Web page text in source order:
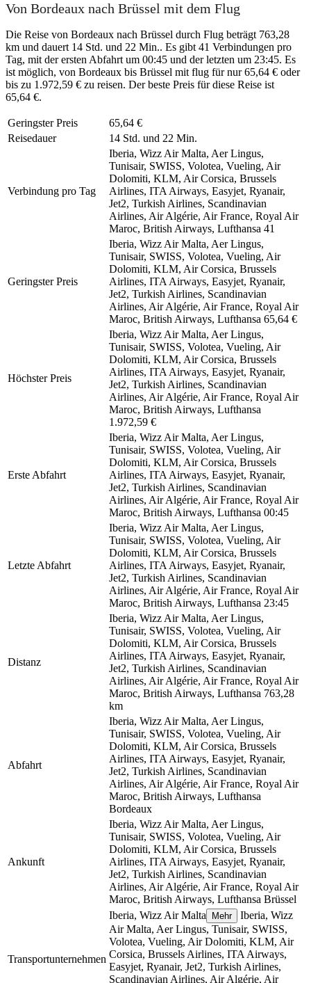
Von Bordeaux nach Brüssel mit dem Flug
Die Reise von Bordeaux nach Brüssel durch Flug beträgt 763,28
km und dauert 14 Std. und 22 Min.. Es gibt 41 Verbindungen pro
Tag, mit der ersten Abfahrt um 00:45 und der letzten um 23:45. Es
ist möglich, von Bordeaux bis Brüssel mit flug für nur 65,64 € oder
bis zu 1.972,59 € zu reisen. Der beste Preis für diese Reise ist
65,64 €.
Geringster Preis
65,64 €
Reisedauer
14 Std. und 22 Min.
Verbindung pro Tag
Iberia, Wizz Air Malta, Aer Lingus,
Tunisair, SWISS, Volotea, Vueling, Air
Dolomiti, KLM, Air Corsica, Brussels
Airlines, ITA Airways, Easyjet, Ryanair,
Jet2, Turkish Airlines, Scandinavian
Airlines, Air Algérie, Air France, Royal Air
Maroc, British Airways, Lufthansa 41
Geringster Preis
Iberia, Wizz Air Malta, Aer Lingus,
Tunisair, SWISS, Volotea, Vueling, Air
Dolomiti, KLM, Air Corsica, Brussels
Airlines, ITA Airways, Easyjet, Ryanair,
Jet2, Turkish Airlines, Scandinavian
Airlines, Air Algérie, Air France, Royal Air
Maroc, British Airways, Lufthansa 65,64 €
Höchster Preis
Iberia, Wizz Air Malta, Aer Lingus,
Tunisair, SWISS, Volotea, Vueling, Air
Dolomiti, KLM, Air Corsica, Brussels
Airlines, ITA Airways, Easyjet, Ryanair,
Jet2, Turkish Airlines, Scandinavian
Airlines, Air Algérie, Air France, Royal Air
Maroc, British Airways, Lufthansa
1.972,59 €
Erste Abfahrt
Iberia, Wizz Air Malta, Aer Lingus,
Tunisair, SWISS, Volotea, Vueling, Air
Dolomiti, KLM, Air Corsica, Brussels
Airlines, ITA Airways, Easyjet, Ryanair,
Jet2, Turkish Airlines, Scandinavian
Airlines, Air Algérie, Air France, Royal Air
Maroc, British Airways, Lufthansa 00:45
Letzte Abfahrt
Iberia, Wizz Air Malta, Aer Lingus,
Tunisair, SWISS, Volotea, Vueling, Air
Dolomiti, KLM, Air Corsica, Brussels
Airlines, ITA Airways, Easyjet, Ryanair,
Jet2, Turkish Airlines, Scandinavian
Airlines, Air Algérie, Air France, Royal Air
Maroc, British Airways, Lufthansa 23:45
Distanz
Iberia, Wizz Air Malta, Aer Lingus,
Tunisair, SWISS, Volotea, Vueling, Air
Dolomiti, KLM, Air Corsica, Brussels
Airlines, ITA Airways, Easyjet, Ryanair,
Jet2, Turkish Airlines, Scandinavian
Airlines, Air Algérie, Air France, Royal Air
Maroc, British Airways, Lufthansa 763,28
km
Abfahrt
Iberia, Wizz Air Malta, Aer Lingus,
Tunisair, SWISS, Volotea, Vueling, Air
Dolomiti, KLM, Air Corsica, Brussels
Airlines, ITA Airways, Easyjet, Ryanair,
Jet2, Turkish Airlines, Scandinavian
Airlines, Air Algérie, Air France, Royal Air
Maroc, British Airways, Lufthansa
Bordeaux
Ankunft
Iberia, Wizz Air Malta, Aer Lingus,
Tunisair, SWISS, Volotea, Vueling, Air
Dolomiti, KLM, Air Corsica, Brussels
Airlines, ITA Airways, Easyjet, Ryanair,
Jet2, Turkish Airlines, Scandinavian
Airlines, Air Algérie, Air France, Royal Air
Maroc, British Airways, Lufthansa Brüssel
Transportunternehmen
Iberia, Wizz Air Malta Mehr
Iberia, Wizz
Air Malta, Aer Lingus, Tunisair, SWISS,
Volotea, Vueling, Air Dolomiti, KLM, Air
Corsica, Brussels Airlines, ITA Airways,
Easyjet, Ryanair, Jet2, Turkish Airlines,
Scandinavian Airlines, Air Algérie, Air